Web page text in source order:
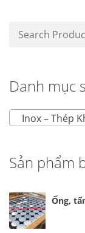
Danh mục
Inox – Thép
Sản phẩm
Ống,